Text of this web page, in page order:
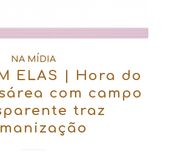
NA MÍDIA
ELAS | Hora do
com campo
traz